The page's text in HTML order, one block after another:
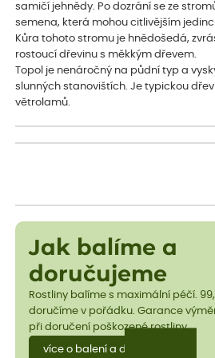
samičí jehnědy. Po dozrání se ze
semena, která mohou citlivějším
Kůra tohoto stromu je hnědošedá,
rostoucí dřevinu s měkkým dřevem.
Topol je nenáročný na půdní typ a
slunných stanovištích. Je typickou
větrolamů.
Jak balíme a
doručujeme
Rostliny balíme s maximální péčí.
doručíme v pořádku. Garance
při doručení poškozené rostliny.
více o balení a dopravě